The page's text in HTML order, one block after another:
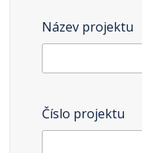
Název projektu
Číslo projektu